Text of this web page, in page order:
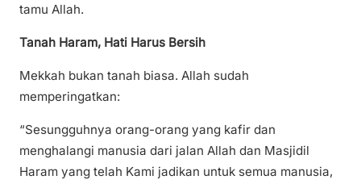
tamu Allah.
Tanah Haram, Hati Harus Bersih
Mekkah bukan tanah biasa. Allah sudah
memperingatkan:
“Sesungguhnya orang-orang yang kafir dan
menghalangi manusia dari jalan Allah dan Masjidil
Haram yang telah Kami jadikan untuk semua manusia,